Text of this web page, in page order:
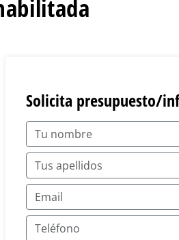
Solicita presupuesto/